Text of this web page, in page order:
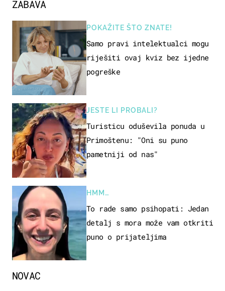
ZABAVA
POKAŽITE ŠTO ZNATE!
Samo pravi intelektualci mogu
riješiti ovaj kviz bez ijedne
pogreške
JESTE LI PROBALI?
Turisticu oduševila ponuda u
Primoštenu: "Oni su puno
pametniji od nas"
HMM…
To rade samo psihopati: Jedan
detalj s mora može vam otkriti
puno o prijateljima
NOVAC